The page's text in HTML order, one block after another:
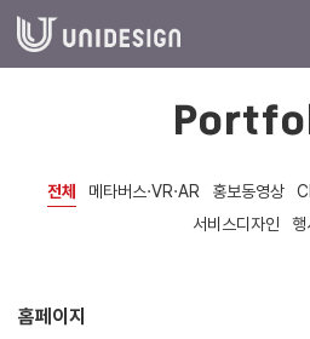
전체 메타버스·VR·AR 홍보동영상
서비스디자인
행
홈페이지